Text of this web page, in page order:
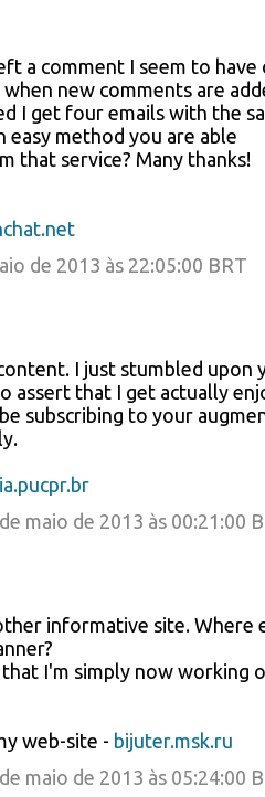
a comment I seem to have
new comments are
I get four emails with the
easy method you are able
that service? Many thanks!
de 2013 às 22:05:00 BRT
I just stumbled upon
assert that I get actually
subscribing to your
maio de 2013 às 00:21:00
informative site.
that I'm simply now working
web-site - bijuter.msk.ru
maio de 2013 às 05:24:00